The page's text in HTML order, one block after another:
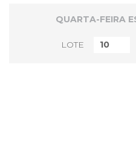
QUARTA-FEIRA
LOTE